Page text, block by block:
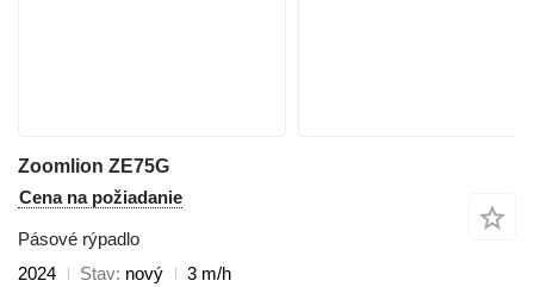
Zoomlion ZE75G
Cena na požiadanie
Pásové rýpadlo
2024
Stav nový
3 m/h